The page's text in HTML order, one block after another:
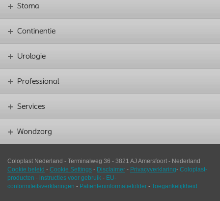
Stoma
Continentie
Urologie
Professional
Services
Wondzorg
Coloplast Nederland - Terminalweg 36 - 3821 AJ Amersfoort - Nederland
Cookie beleid - Cookie Settings - Disclaimer - Privacyverklaring- Coloplast-
producten - instructies voor gebruik - EU-
conformiteitsverklaringen - Patiënteninformatiefolder - Toegankelijkheid